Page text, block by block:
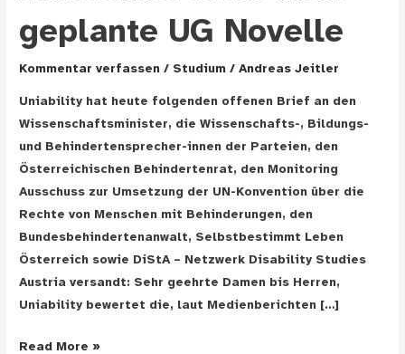
geplante UG Novelle
Kommentar verfassen / Studium /Andreas Jeitler
Uniability hat heute folgenden offenen Brief an den
Wissenschaftsminister, die Wissenschafts-, Bildungs-
und Behindertensprecher-innen der Parteien, den
Österreichischen Behindertenrat, den Monitoring
Ausschuss zur Umsetzung der UN-Konvention über die
Rechte von Menschen mit Behinderungen, den
Bundesbehindertenanwalt, Selbstbestimmt Leben
Österreich sowie DiStA – Netzwerk Disability Studies
Austria versandt: Sehr geehrte Damen bis Herren,
Uniability bewertet die, laut Medienberichten […]
Aktuelle
Read More »